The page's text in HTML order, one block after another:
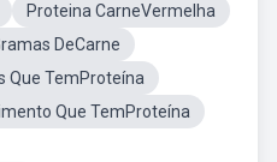
Proteina CarneVermelha
DeCarne
Que TemProteína
Que TemProteína